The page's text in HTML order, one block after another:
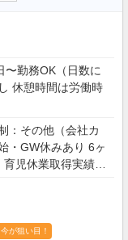
今が狙い目！